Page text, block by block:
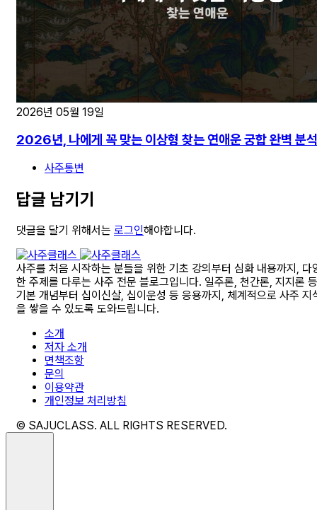
2026년 05월 19일
2026년, 나에게 꼭 맞는 이상형 찾는 연애운 궁합 완벽 분석
사주통변
답글 남기기
댓글을 달기 위해서는 로그인해야합니다.
사주를 처음 시작하는 분들을 위한 기초 강의부터 심화 내용까지, 다
한 주제를 다루는 사주 전문 블로그입니다. 일주론, 천간론, 지지론 등
기본 개념부터 십이신살, 십이운성 등 응용까지, 체계적으로 사주 지
을 쌓을 수 있도록 도와드립니다.
소개
저자 소개
면책조항
문의
이용약관
개인정보 처리방침
© SAJUCLASS. ALL RIGHTS RESERVED.